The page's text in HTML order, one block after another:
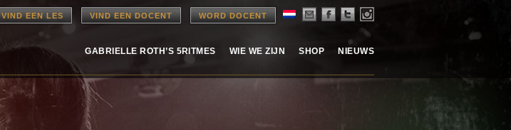
VIND EEN LES VIND EEN DOCENT WORD DOCENT
GABRIELLE ROTH’S 5RITMES WIE WE ZIJN SHOP NIEUWS